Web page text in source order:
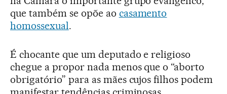
que também se opõe ao casamento
homossexual.
É chocante que um deputado e religioso
chegue a propor nada menos que o “aborto
obrigatório” para as mães cujos filhos podem